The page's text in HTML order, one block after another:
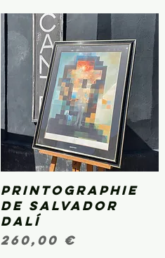
Aperçu rapide
Printographie
de Salvador
Dalí
Prix
260,00 €